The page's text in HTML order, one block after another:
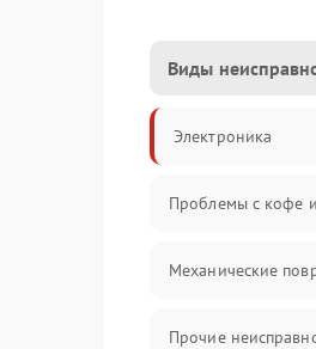
Виды
Электроника
Проблемы с кофе
Механические
Прочие